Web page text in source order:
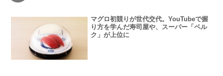
マグロ初競りが世代交代。YouTubeで握
り方を学んだ寿司屋や、スーパー「ベル
ク」が上位に